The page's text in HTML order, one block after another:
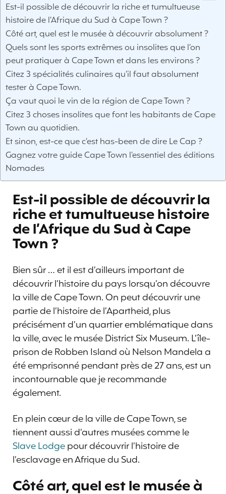
Est-il possible de découvrir la riche et tumultueuse
histoire de l’Afrique du Sud à Cape Town ?
Côté art, quel est le musée à découvrir absolument ?
Quels sont les sports extrêmes ou insolites que l’on
peut pratiquer à Cape Town et dans les environs ?
Citez 3 spécialités culinaires qu’il faut absolument
tester à Cape Town.
Ça vaut quoi le vin de la région de Cape Town ?
Citez 3 choses insolites que font les habitants de Cape
Town au quotidien.
Et sinon, est-ce que c’est has-been de dire Le Cap ?
Gagnez votre guide Cape Town l’essentiel des éditions
Nomades
Est-il possible de découvrir la
riche et tumultueuse histoire
de l’Afrique du Sud à Cape
Town ?
Bien sûr … et il est d’ailleurs important de
découvrir l’histoire du pays lorsqu’on découvre
la ville de Cape Town. On peut découvrir une
partie de l’histoire de l’Apartheid, plus
précisément d’un quartier emblématique dans
la ville, avec le musée District Six Museum. L’île-
prison de Robben Island où Nelson Mandela a
été emprisonné pendant près de 27 ans, est un
incontournable que je recommande
également.
En plein cœur de la ville de Cape Town, se
tiennent aussi d’autres musées comme le
Slave Lodgepour découvrir l’histoire de
l’esclavage en Afrique du Sud.
Côté art, quel est le musée à